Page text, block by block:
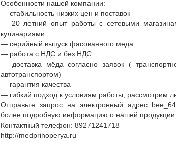
Особенности нашей компании:
— стабильность низких цен и поставок
— 20 летний опыт работы с сетевыми
кулинариями.
— серийный выпуск фасованного меда
— работа с НДС и без НДС
— доставка мёда согласно заявок (
автотранспортом)
— гарантия качества
— гибкий подход к условиям работы, рассмотрим
Отправьте запрос на электронный адрес
более подробную информацию о нашей продукции.
Контактный телефон: 89271241718
http://medprihoperya.ru